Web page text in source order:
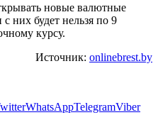
новые валютные
них будет нельзя по 9
курсу.
Источник: onlinebrest.by
WhatsAppTelegramViber